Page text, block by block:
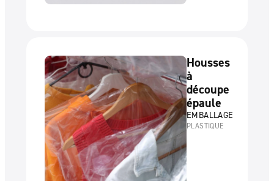
Housses
à
découpe
épaule
EMBALLAGE
PLASTIQUE